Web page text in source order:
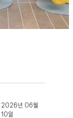
2026년 06월
10일